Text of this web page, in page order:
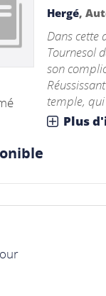
Hergé,
Dans cette
Tournesol
son
temple,
Plus